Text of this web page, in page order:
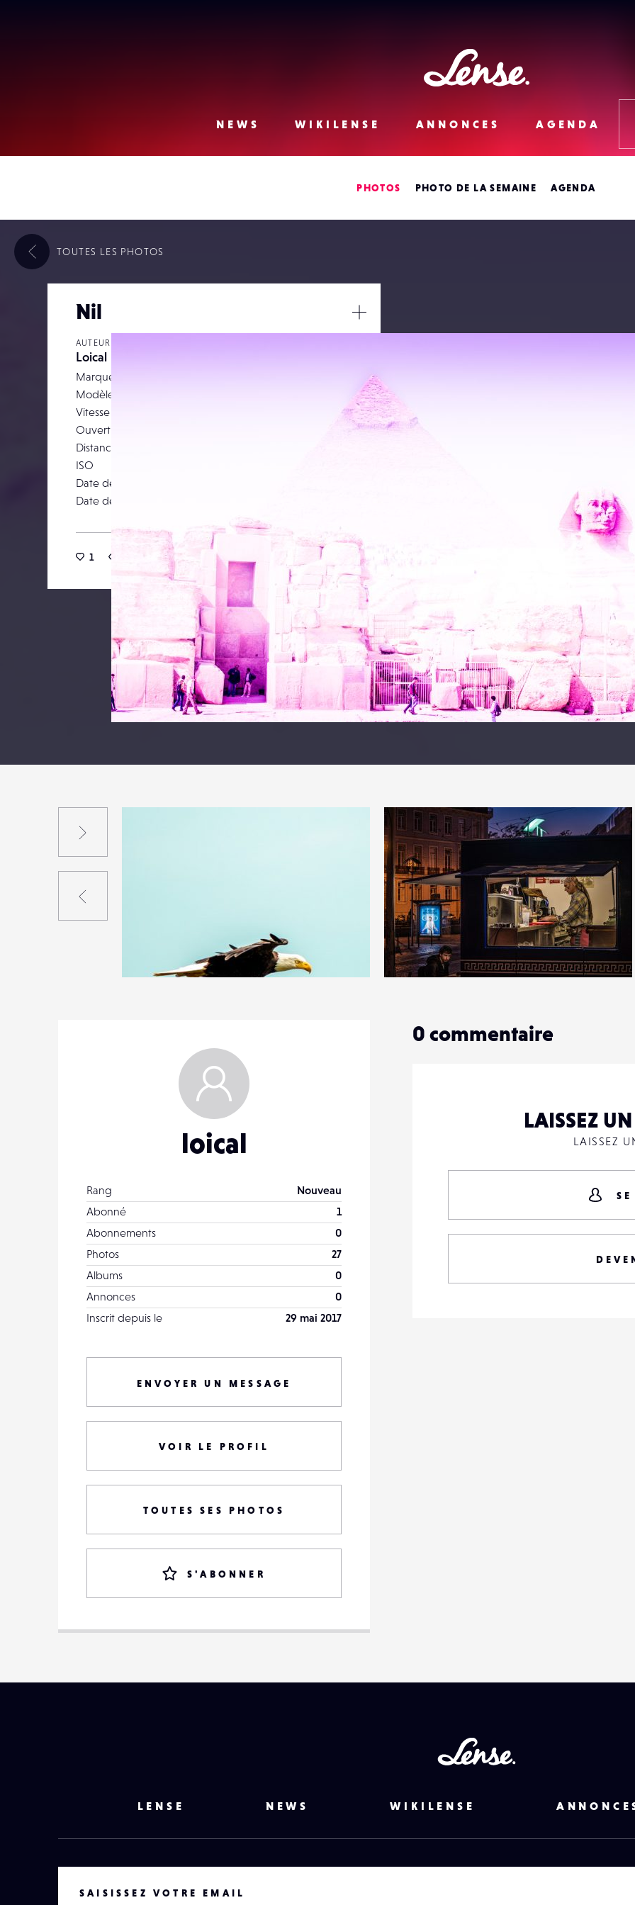
Lense
NEWS
WIKILENSE ANNONCES AGENDA
PHOTOS PHOTO DE LA SEMAINE AGENDA
Nil
AUTEUR
Loical
Marque
Modèle
Vitesse d’obturation
1/320
Ouverture
Distance focale
ISO
Date de prise de vue
Date de publication
1 0
/
TOUTES LES PHOTOS
1
31
4
31
loical
Rang
Nouveau
Abonné
1
Abonnements
0
Photos
27
Albums
0
Annonces
0
Inscrit depuis le
29 mai 2017
ENVOYER UN MESSAGE
VOIR LE PROFIL
TOUTES SES PHOTOS
S'ABONNER
0 commentaire
LAISSEZ
LAISSEZ
LENSE NEWS WIKILENSE
SAISISSEZ VOTRE EMAIL